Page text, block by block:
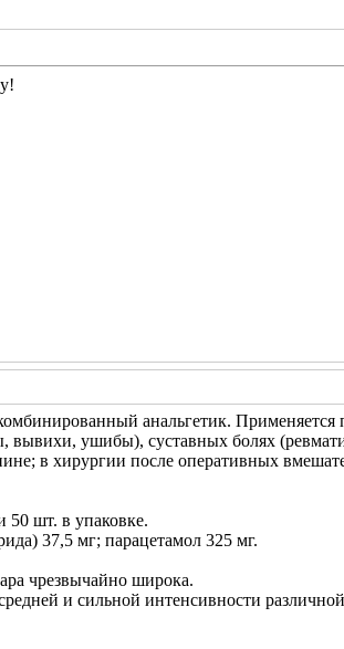
анальгетик. Применяется
ушибы), суставных болях
в хирургии после оперативных
50 шт. в упаковке.
37,5 мг; парацетамол 325 мг.
чрезвычайно широка.
и сильной интенсивности